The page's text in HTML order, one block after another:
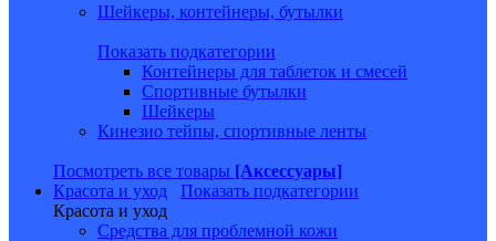
Шейкеры, контейнеры, бутылки
Показать подкатегории
Контейнеры для таблеток и смесей
Спортивные бутылки
Шейкеры
Кинезио тейпы, спортивные ленты
Посмотреть все товары [Аксессуары]
Красота и уход
Показать подкатегории
Красота и уход
Средства для проблемной кожи